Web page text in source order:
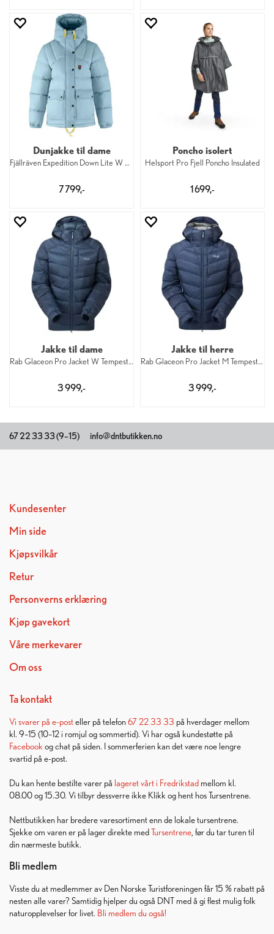
Dunjakke til dame
Fjällräven Expedition Down Lite W 514
7 799,-
Poncho isolert
Helsport Pro Fjell Poncho Insulated
1 699,-
Jakke til dame
Rab Glaceon Pro Jacket W TempestBlue
3 999,-
Jakke til herre
Rab Glaceon Pro Jacket M TempestBlue
3 999,-
67 22 33 33 (9–15) info@dntbutikken.no
Kundesenter
Min side
Kjøpsvilkår
Retur
Personverns erklæring
Kjøp gavekort
Våre merkevarer
Om oss
Ta kontakt
Vi svarer på e-posteller på telefon 67 22 33 33 på hverdager mellom
kl. 9–15 (10–12 i romjul og sommertid). Vi har også kundestøtte på
Facebook og chat på siden. I sommerferien kan det være noe lengre
svartid på e-post.
Du kan hente bestilte varer på lageret vårt i Fredrikstad mellom kl.
08.00 og 15.30. Vi tilbyr dessverre ikke Klikk og hent hos Tursentrene.
Nettbutikken har bredere varesortiment enn de lokale tursentrene.
Sjekke om varen er på lager direkte medTursentrene, før du tar turen til
din nærmeste butikk.
Bli medlem
Visste du at medlemmer av Den Norske Turistforeningen får 15 % rabatt på
nesten alle varer? Samtidig hjelper du også DNT med å gi flest mulig folk
naturopplevelser for livet. Bli medlem du også!